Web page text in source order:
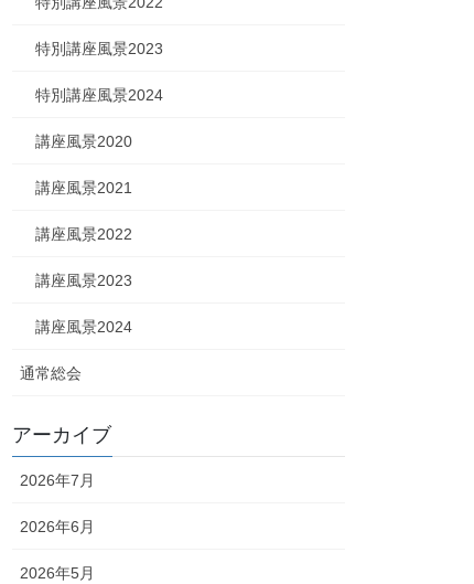
特別講座風景2023
特別講座風景2024
講座風景2020
講座風景2021
講座風景2022
講座風景2023
講座風景2024
通常総会
アーカイブ
2026年7月
2026年6月
2026年5月